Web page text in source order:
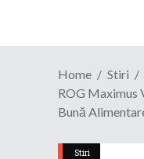
Home
Stiri
ROG Maximus
Bună
Stiri